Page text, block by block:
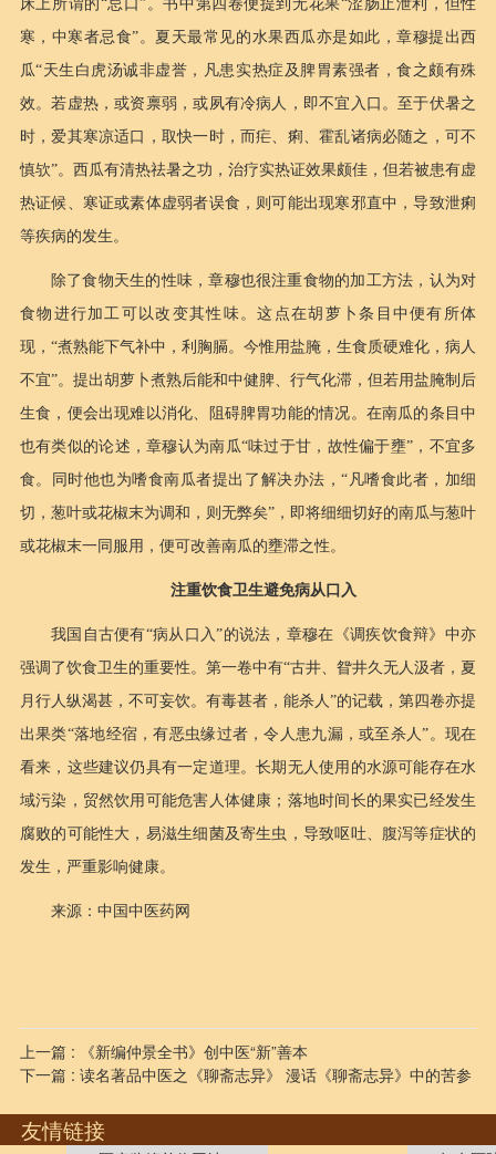
床上所谓的“忌口”。书中第四卷便提到无花果“涩肠止泄利，但性
寒，中寒者忌食”。夏天最常见的水果西瓜亦是如此，章穆提出西
瓜“天生白虎汤诚非虚誉，凡患实热症及脾胃素强者，食之颇有殊
效。若虚热，或资禀弱，或夙有冷病人，即不宜入口。至于伏暑之
时，爱其寒凉适口，取快一时，而疟、痢、霍乱诸病必随之，可不
慎欤”。西瓜有清热祛暑之功，治疗实热证效果颇佳，但若被患有虚
热证候、寒证或素体虚弱者误食，则可能出现寒邪直中，导致泄痢
等疾病的发生。
除了食物天生的性味，章穆也很注重食物的加工方法，认为对
食物进行加工可以改变其性味。这点在胡萝卜条目中便有所体
现，“煮熟能下气补中，利胸膈。今惟用盐腌，生食质硬难化，病人
不宜”。提出胡萝卜煮熟后能和中健脾、行气化滞，但若用盐腌制后
生食，便会出现难以消化、阻碍脾胃功能的情况。在南瓜的条目中
也有类似的论述，章穆认为南瓜“味过于甘，故性偏于壅”，不宜多
食。同时他也为嗜食南瓜者提出了解决办法，“凡嗜食此者，加细
切，葱叶或花椒末为调和，则无弊矣”，即将细细切好的南瓜与葱叶
或花椒末一同服用，便可改善南瓜的壅滞之性。
注重饮食卫生避免病从口入
我国自古便有“病从口入”的说法，章穆在《调疾饮食辩》中亦
强调了饮食卫生的重要性。第一卷中有“古井、眢井久无人汲者，夏
月行人纵渴甚，不可妄饮。有毒甚者，能杀人”的记载，第四卷亦提
出果类“落地经宿，有恶虫缘过者，令人患九漏，或至杀人”。现在
看来，这些建议仍具有一定道理。长期无人使用的水源可能存在水
域污染，贸然饮用可能危害人体健康；落地时间长的果实已经发生
腐败的可能性大，易滋生细菌及寄生虫，导致呕吐、腹泻等症状的
发生，严重影响健康。
来源：中国中医药网
上一篇 : 《新编仲景全书》创中医“新”善本
下一篇 : 读名著品中医之《聊斋志异》 漫话《聊斋志异》中的苦参
友情链接